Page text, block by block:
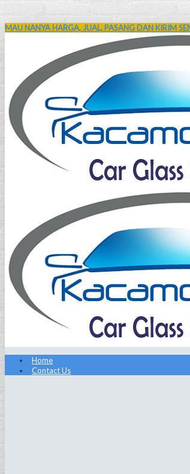
MAU NANYA HARGA, JUAL, PASANG DAN KIRIM
Home
Contact Us